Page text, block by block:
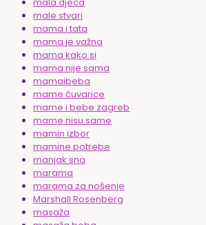
male stvari
mama i tata
mama je važna
mama kako si
mama nije sama
mamaibeba
mame čuvarice
mame i bebe zagreb
mame nisu same
mamin izbor
mamine potrebe
manjak sna
marama
marama za nošenje
Marshall Rosenberg
masaža